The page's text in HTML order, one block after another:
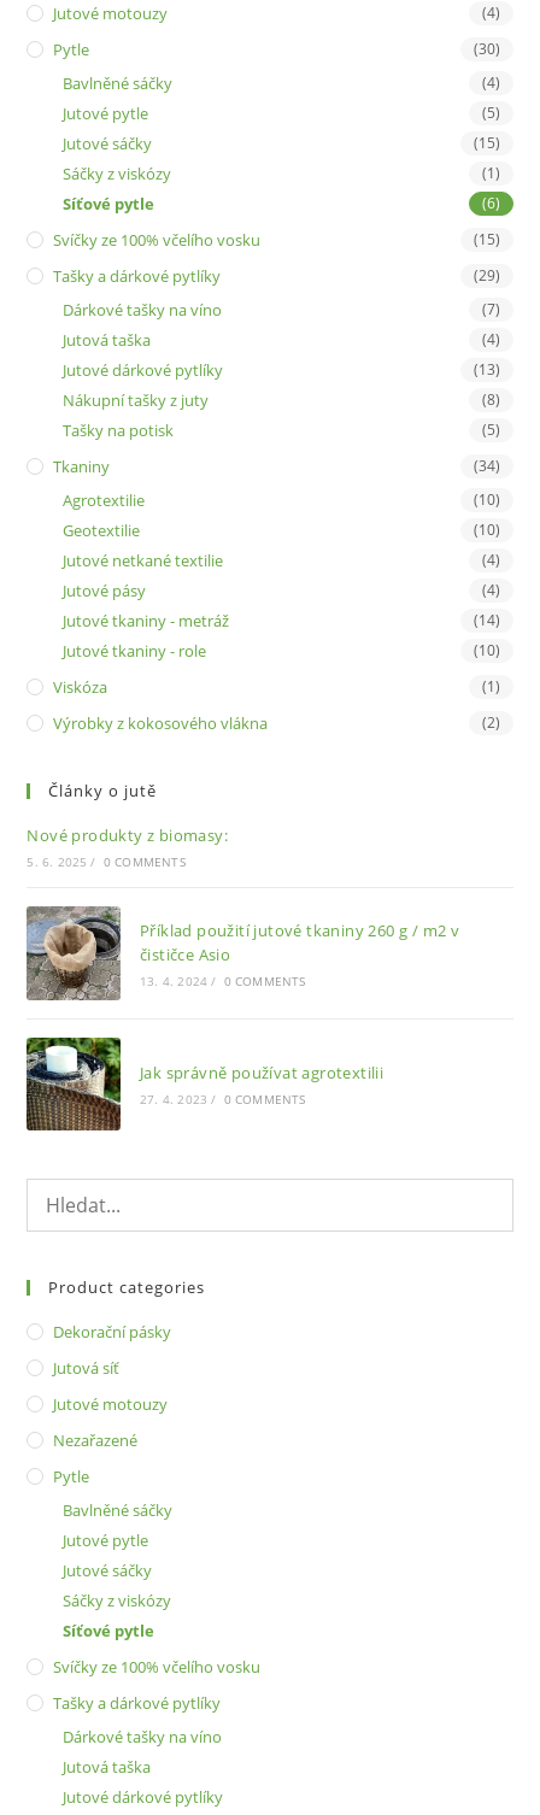
Jutové motouzy (4)
Pytle (30)
Bavlněné sáčky (4)
Jutové pytle (5)
Jutové sáčky (15)
Sáčky z viskózy (1)
Síťové pytle (6)
Svíčky ze 100% včelího vosku (15)
Tašky a dárkové pytlíky (29)
Dárkové tašky na víno (7)
Jutová taška (4)
Jutové dárkové pytlíky (13)
Nákupní tašky z juty (8)
Tašky na potisk (5)
Tkaniny (34)
Agrotextilie (10)
Geotextilie (10)
Jutové netkané textilie (4)
Jutové pásy (4)
Jutové tkaniny - metráž (14)
Jutové tkaniny - role (10)
Viskóza (1)
Výrobky z kokosového vlákna (2)
Články o jutě
Nové produkty z biomasy:
5. 6. 2025 / 0 COMMENTS
Příklad použití jutové tkaniny 260 g / m2 v
čističce Asio
13. 4. 2024 / 0 COMMENTS
Jak správně používat agrotextilii
27. 4. 2023 / 0 COMMENTS
Product categories
Dekorační pásky
Jutová síť
Jutové motouzy
Nezařazené
Pytle
Bavlněné sáčky
Jutové pytle
Jutové sáčky
Sáčky z viskózy
Síťové pytle
Svíčky ze 100% včelího vosku
Tašky a dárkové pytlíky
Dárkové tašky na víno
Jutová taška
Jutové dárkové pytlíky